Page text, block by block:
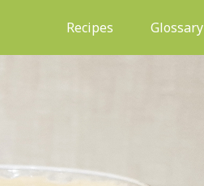
Recipes (current)Glossary